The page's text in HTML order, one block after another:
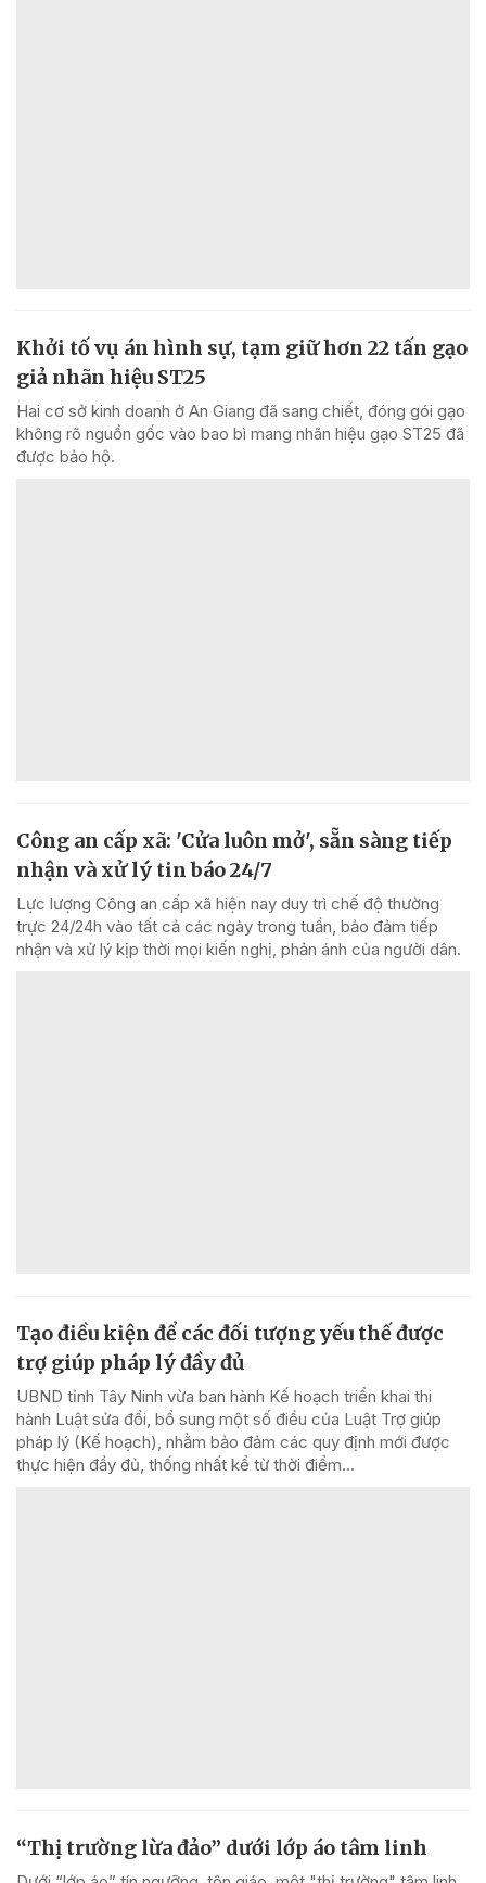
Khởi tố vụ án hình sự, tạm giữ hơn 22 tấn gạo
giả nhãn hiệu ST25
Hai cơ sở kinh doanh ở An Giang đã sang chiết, đóng gói gạo
không rõ nguồn gốc vào bao bì mang nhãn hiệu gạo ST25 đã
được bảo hộ.
Công an cấp xã: 'Cửa luôn mở', sẵn sàng tiếp
nhận và xử lý tin báo 24/7
Lực lượng Công an cấp xã hiện nay duy trì chế độ thường
trực 24/24h vào tất cả các ngày trong tuần, bảo đảm tiếp
nhận và xử lý kịp thời mọi kiến nghị, phản ánh của người dân.
Tạo điều kiện để các đối tượng yếu thế được
trợ giúp pháp lý đầy đủ
UBND tỉnh Tây Ninh vừa ban hành Kế hoạch triển khai thi
hành Luật sửa đổi, bổ sung một số điều của Luật Trợ giúp
pháp lý (Kế hoạch), nhằm bảo đảm các quy định mới được
thực hiện đầy đủ, thống nhất kể từ thời điểm...
“Thị trường lừa đảo” dưới lớp áo tâm linh